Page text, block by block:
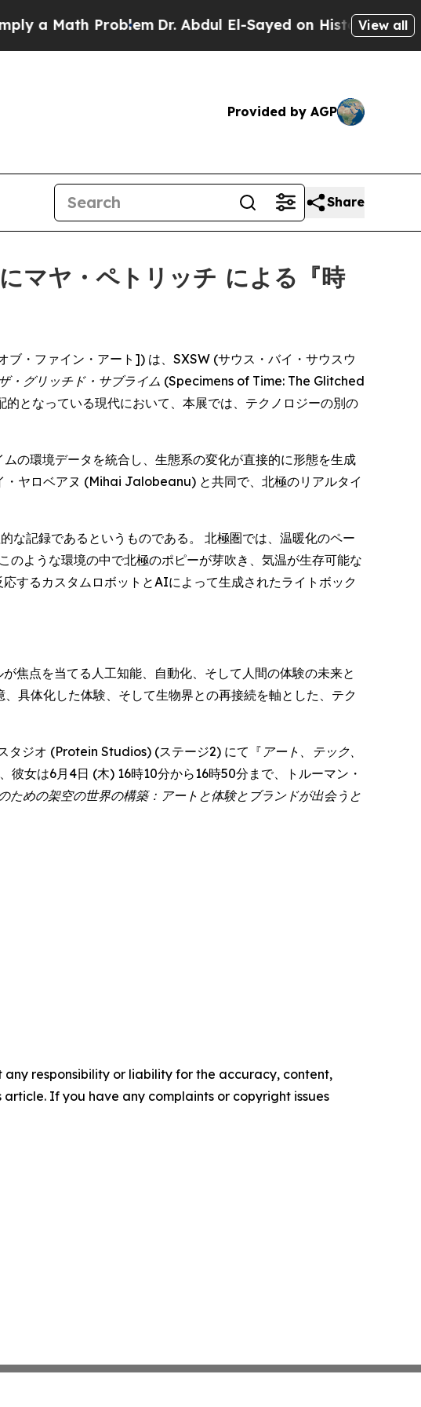
a Math ProblemDr. Abdul El-Sayed on Historic View all
Provided by AGP
Share
マヤ・ペトリッチ による『時
・ファイン・アート]) は、SXSW (サウス・バイ・サウスウ
・グリッチド・サブライム (Specimens of Time: The Glitched
となっている現代において、本展では、テクノロジーの別の
の環境データを統合し、生態系の変化が直接的に形態を生成
ヤロベアヌ (Mihai Jalobeanu) と共同で、北極のリアルタイ
な記録であるというものである。 北極圏では、温暖化のペー
のような環境の中で北極のポピーが芽吹き、気温が生存可能な
するカスタムロボットとAIによって生成されたライトボック
焦点を当てる人工知能、自動化、そして人間の体験の未来と
具体化した体験、そして生物界との再接続を軸とした、テク
タジオ (Protein Studios) (ステージ2) にて『 アート、テック、
女は6月4日 (木) 16時10分から16時50分まで、トルーマン・
ための架空の世界の構築：アートと体験とブランドが出会うと
responsibility or liability for the accuracy, content,
If you have any complaints or copyright issues